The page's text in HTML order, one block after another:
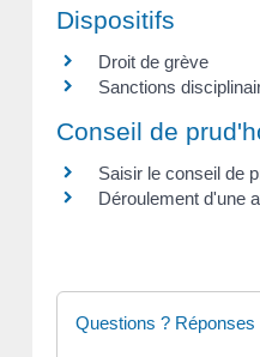
Dispositifs
Droit de grève
Sanctions
Conseil de
Saisir le conseil de
Déroulement d'une
Questions ? Réponses